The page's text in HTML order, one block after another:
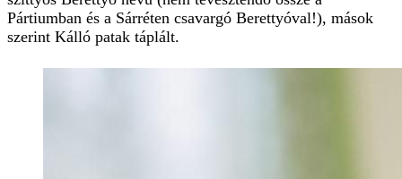
Pártiumban és a Sárréten csavargó Berettyóval!), mások
szerint Kálló patak táplált.